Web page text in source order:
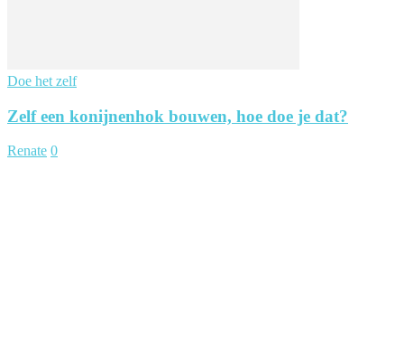
Doe het zelf
Zelf een konijnenhok bouwen, hoe doe je dat?
Renate 0